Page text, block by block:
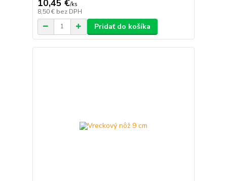
10,45 €/ks
8,50 € bez DPH
Pridať do košíka